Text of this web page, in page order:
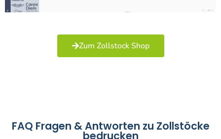
Zum Zollstock Shop
FAQ Fragen & Antworten zu Zollstöcke
bedrucken